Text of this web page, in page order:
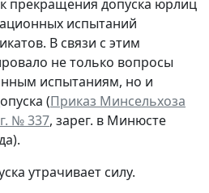
прекращения допуска юрлиц
испытаний
В связи с этим
не только вопросы
испытаниям, но и
(Приказ Минсельхоза
№ 337, зарег. в Минюсте
утрачивает силу.